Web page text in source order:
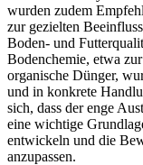
wurden zudem
zur gezielten
Boden- und
Bodenchemie, etwa
organische Dünger,
und in konkrete
sich, dass der enge
eine wichtige
entwickeln und die
anzupassen.